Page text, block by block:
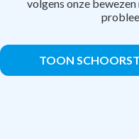
volgens onze
TOON